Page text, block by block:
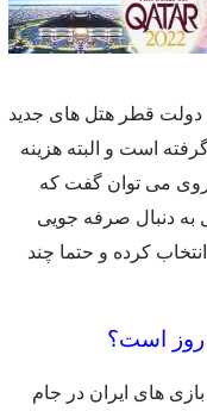
دولت قطر هتل های جدید
است و البته هزینه
روی می توان گفت که
به دنبال صرفه جویی
کرده و حتما چند
است؟
های ایران در جام